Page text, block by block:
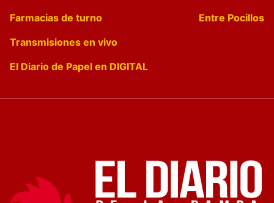
Farmacias de turno
Entre Pocillos
Transmisiones en vivo
El Diario de Papel en DIGITAL